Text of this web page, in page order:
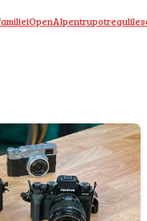
OpenAIpentrupotregulile